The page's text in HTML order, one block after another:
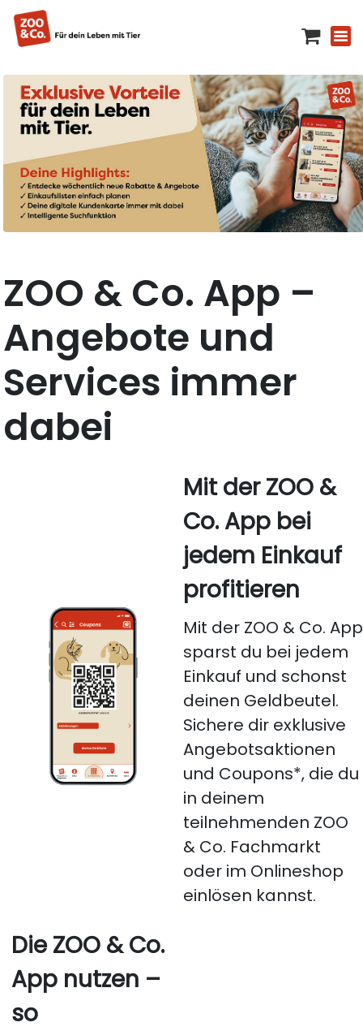
ZOO & Co. App –
Angebote und
Services immer
dabei
Mit der ZOO &
Co. App bei
jedem Einkauf
profitieren
Mit der ZOO & Co. App
sparst du bei jedem
Einkauf und schonst
deinen Geldbeutel.
Sichere dir exklusive
Angebotsaktionen
und Coupons*, die du
in deinem
teilnehmenden ZOO
& Co. Fachmarkt
oder im Onlineshop
einlösen kannst.
Die ZOO & Co.
App nutzen –
so